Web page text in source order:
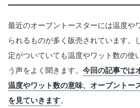
最近のオーブントースターには温度や
られるものが多く販売されています。
定がついていても温度やワット数の使
う声をよく聞きます。 今回の記事では
温度やワット数の意味、オーブントー
を見ていきます。